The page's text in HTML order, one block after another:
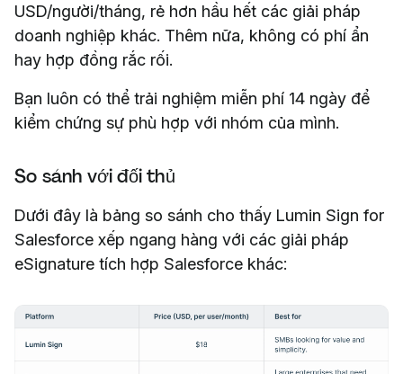
USD/người/tháng, rẻ hơn hầu hết các giải pháp
doanh nghiệp khác. Thêm nữa, không có phí ẩn
hay hợp đồng rắc rối.
Bạn luôn có thể trải nghiệm miễn phí 14 ngày để
kiểm chứng sự phù hợp với nhóm của mình.
So sánh với đối thủ
Dưới đây là bảng so sánh cho thấy Lumin Sign for
Salesforce xếp ngang hàng với các giải pháp
eSignature tích hợp Salesforce khác: